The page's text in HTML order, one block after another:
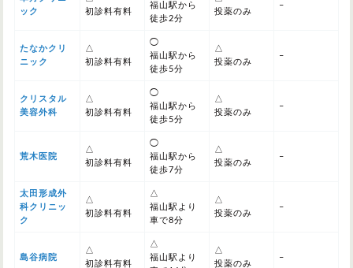
ック
初診料有料
福山駅から
徒歩2分
投薬のみ
–
たなかクリ
ニック
△
初診料有料
◯
福山駅から
徒歩5分
△
投薬のみ
–
クリスタル
美容外科
△
初診料有料
◯
福山駅から
徒歩5分
△
投薬のみ
–
荒木医院
△
初診料有料
◯
福山駅から
徒歩7分
△
投薬のみ
–
太田形成外
科クリニッ
ク
△
初診料有料
△
福山駅より
車で8分
△
投薬のみ
–
島谷病院
△
初診料有料
△
福山駅より
△
投薬のみ
–